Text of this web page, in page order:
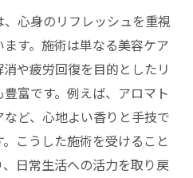
い予約と来店のコツ
さえたい浅草橋の流れ
験前に準備すべきこと
ナーと注意ポイント
ムーズに予約するコツ
余裕を持つ理由を解説
心身のリフレッシュを重視
す。施術は単なる美容ケア
や疲労回復を目的としたリ
富です。例えば、アロマト
ど、心地よい香りと手技で
こうした施術を受けること
日常生活への活力を取り戻